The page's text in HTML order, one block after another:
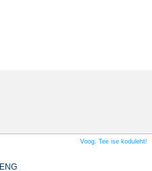
Voog. Tee ise koduleht!
ENG